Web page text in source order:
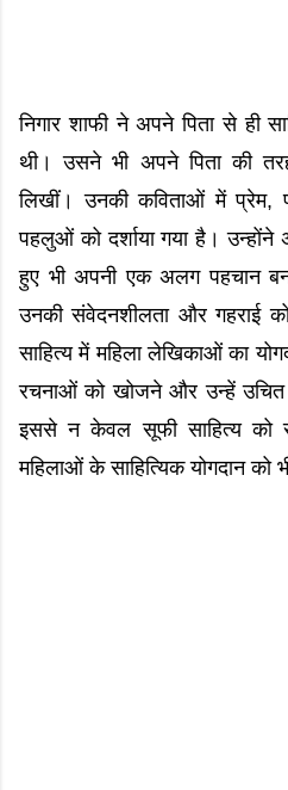
निगार शाफी ने अपने पिता से ही
थी। उसने भी अपने पिता की
लिखीं। उनकी कविताओं में प्रेम,
पहलुओं को दर्शाया गया है।
हुए भी अपनी एक अलग पहचान
उनकी संवेदनशीलता और गहराई
साहित्य में महिला लेखिकाओं का
रचनाओं को खोजने और उन्हें
इससे न केवल सूफी साहित्य को
महिलाओं के साहित्यिक योगदान को